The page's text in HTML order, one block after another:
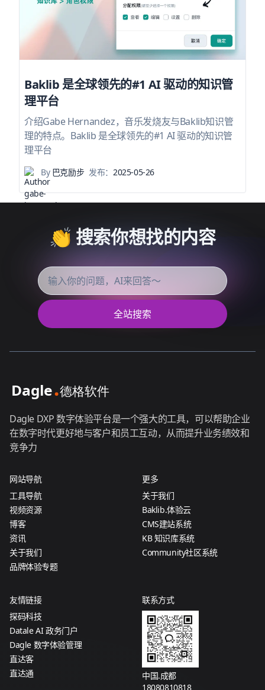
Baklib 是全球领先的#1 AI 驱动的知识管
理平台
介绍Gabe Hernandez，音乐发烧友与Baklib知识管
理的特点。Baklib 是全球领先的#1 AI 驱动的知识管
理平台
By巴克励步 发布： 2025-05-26
👏 搜索你想找的内容
全站搜索
Dagle DXP 数字体验平台是一个强大的工具，可以帮助企业
在数字时代更好地与客户和员工互动，从而提升业务绩效和
竞争力
网站导航
工具导航
视频资源
博客
资讯
关于我们
品牌体验专题
更多
关于我们
Baklib.体验云
CMS建站系统
KB 知识库系统
Community社区系统
友情链接
探码科技
Datale AI 政务门户
Dagle 数字体验管理
直达客
直达通
联系方式
中国.成都
18080810818